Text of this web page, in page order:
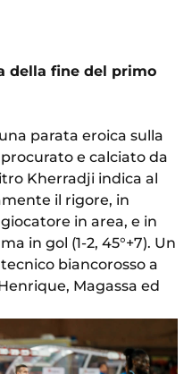
della fine del primo
parata eroica sulla
e calciato da
Kherradji indica al
il rigore, in
in area, e in
in gol (1-2, 45°+7). Un
biancorosso a
Magassa ed